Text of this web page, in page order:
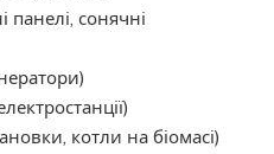
панелі, сонячні
котли на біомасі)